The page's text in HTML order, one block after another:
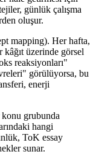
günlük çalışma
oluşur.
mapping). Her hafta,
kâğıt üzerinde görsel
reaksiyonları"
görülüyorsa, bu
enerji
grubunda
hangi
ToK essay
sunar.